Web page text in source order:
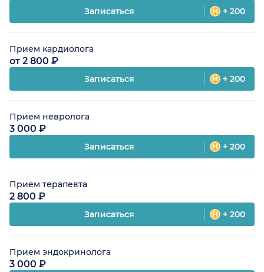
Записаться + 200
Прием кардиолога
от 2 800 ₽
Записаться + 200
Прием невролога
3 000 ₽
Записаться + 200
Прием терапевта
2 800 ₽
Записаться + 200
Прием эндокринолога
3 000 ₽